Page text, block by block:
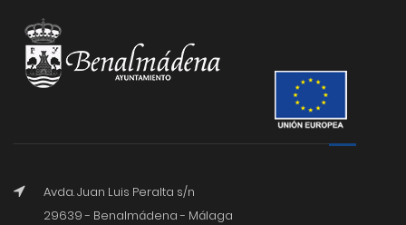
Avda. Juan Luis Peralta s/n
29639 - Benalmádena - Málaga